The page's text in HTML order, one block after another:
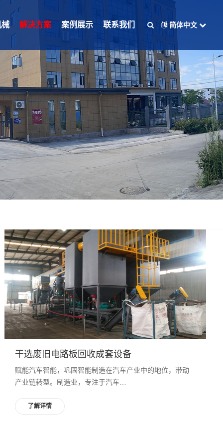
械 解决方案 案例展示 联系我们 简体中文
干选废旧电路板回收成套设备
赋能汽车智能，巩固智能制造在汽车产业中的地位，带动
产业链转型。制造业，专注于汽车…
了解详情